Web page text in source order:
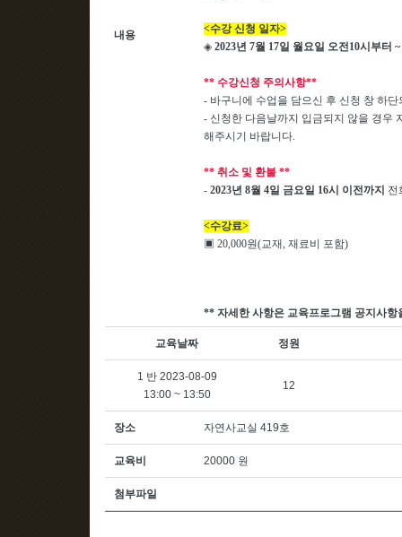
내용
<수강 신청 일자>
◈ 2023년 7월 17일 월요일 오전10시부터 ~
** 수강신청 주의사항**
- 바구니에 수업을 담으신 후 신청 창 하
- 신청한 다음날까지 입금되지 않을 경우
해주시기 바랍니다.
** 취소 및 환불 **
- 2023년 8월 4일 금요일 16시 이전까지 전
<수강료>
▣ 20,000원(교재, 재료비 포함)
** 자세한 사항은 교육프로그램 공지사항
교육날짜 정원
1 반 2023-08-09
13:00 ~ 13:50
12
장소 자연사교실 419호
교육비 20000 원
첨부파일